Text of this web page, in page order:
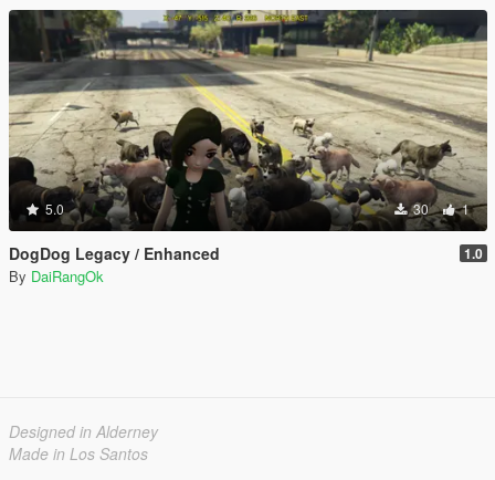
5.0 30 1
DogDog Legacy / Enhanced 1.0
By DaiRangOk
Designed in Alderney
Made in Los Santos